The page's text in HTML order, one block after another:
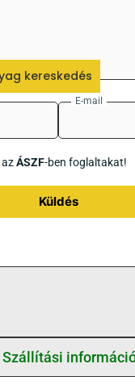
E-mail
ÁSZF-ben foglaltakat!
Küldés
Szállítási
kereskedés